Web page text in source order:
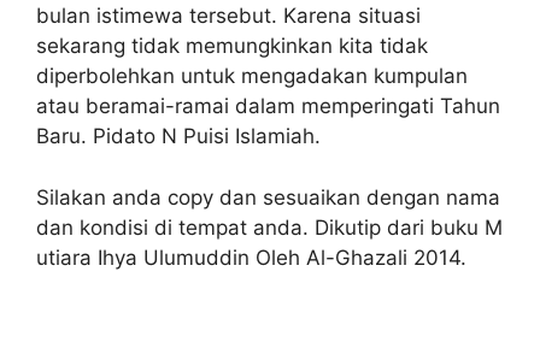
bulan istimewa tersebut. Karena situasi
sekarang tidak memungkinkan kita tidak
diperbolehkan untuk mengadakan kumpulan
atau beramai-ramai dalam memperingati Tahun
Baru. Pidato N Puisi Islamiah.
Silakan anda copy dan sesuaikan dengan nama
dan kondisi di tempat anda. Dikutip dari buku M
utiara Ihya Ulumuddin Oleh Al-Ghazali 2014.